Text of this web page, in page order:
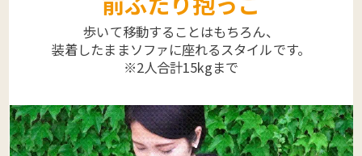
歩いて移動することはもちろん、
装着したままソファに座れるスタイルです。
※2人合計15kgまで